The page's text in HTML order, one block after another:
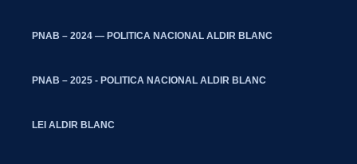
PNAB – 2024 — POLITICA NACIONAL ALDIR BLANC
PNAB – 2025 - POLITICA NACIONAL ALDIR BLANC
LEI ALDIR BLANC